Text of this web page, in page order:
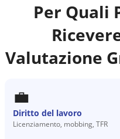
Per Quali
Valutazione
💼
Diritto del lavoro
Licenziamento, mobbing, TFR